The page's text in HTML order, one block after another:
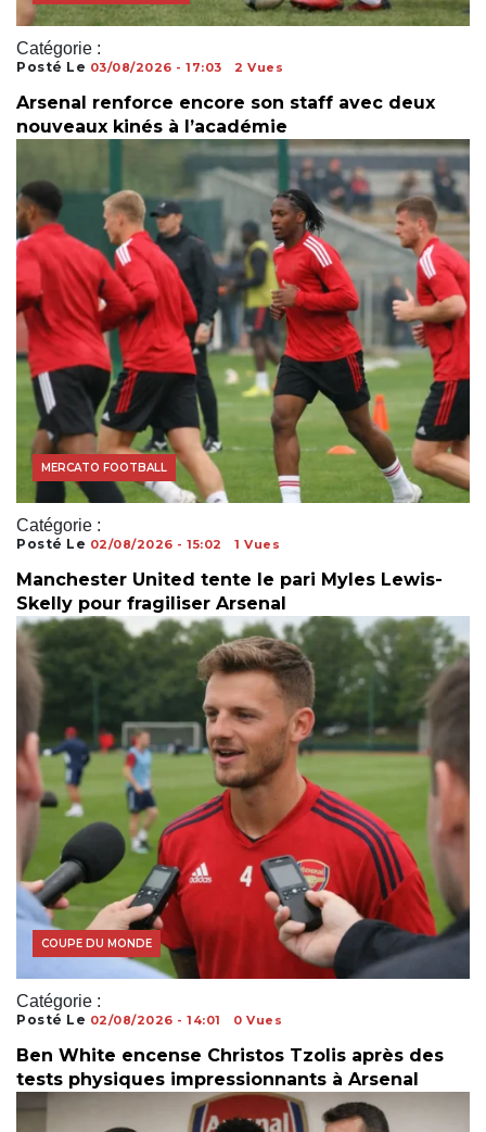
Catégorie :
Posté Le 03/08/2026 - 17:03 2 Vues
Arsenal renforce encore son staff avec deux
nouveaux kinés à l’académie
Catégorie :
MERCATO FOOTBALL
Posté Le 02/08/2026 - 15:02 1 Vues
Manchester United tente le pari Myles Lewis-
Skelly pour fragiliser Arsenal
Catégorie :
COUPE DU MONDE
Posté Le 02/08/2026 - 14:01 0 Vues
Ben White encense Christos Tzolis après des
tests physiques impressionnants à Arsenal